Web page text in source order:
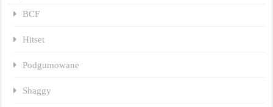
BCF
Hitset
Podgumowane
Shaggy